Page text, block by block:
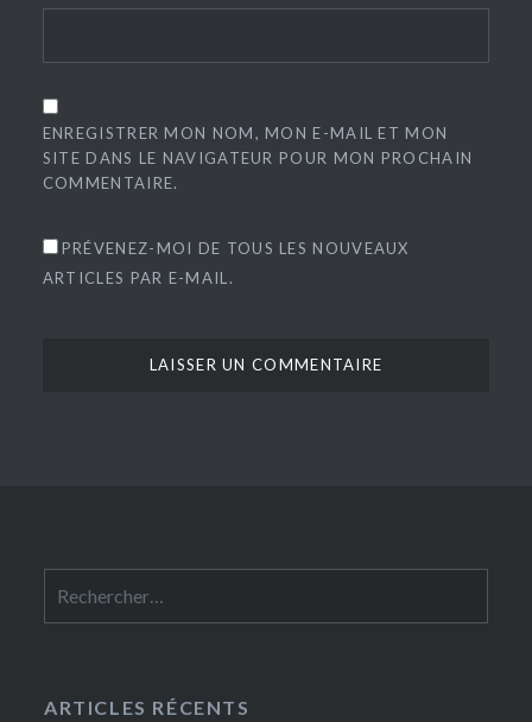
ENREGISTRER MON NOM, MON E-MAIL ET MON
SITE DANS LE NAVIGATEUR POUR MON PROCHAIN
COMMENTAIRE.
PRÉVENEZ-MOI DE TOUS LES NOUVEAUX
ARTICLES PAR E-MAIL.
ARTICLES RÉCENTS